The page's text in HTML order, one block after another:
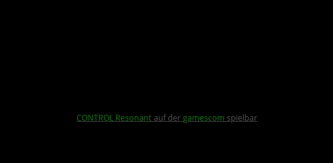
CONTROL Resonant auf der gamescom spielbar